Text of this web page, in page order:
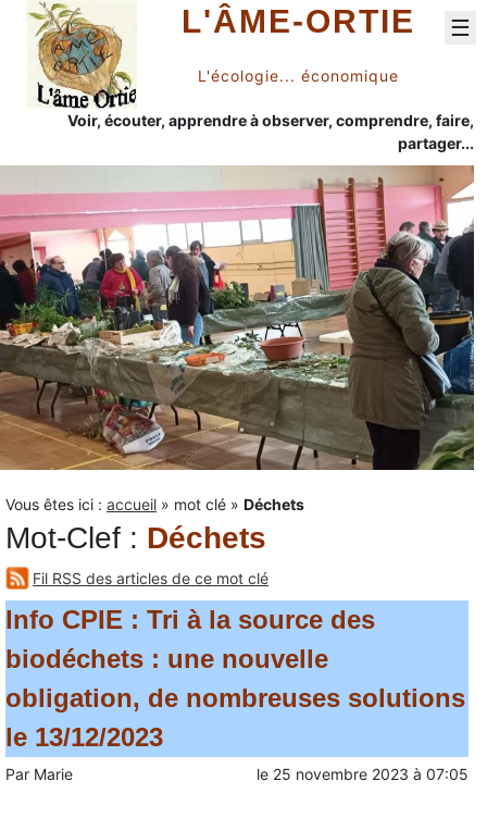
L'ÂME-ORTIE
L'écologie... économique
Voir, écouter, apprendre à observer, comprendre, faire,
partager...
☰
Vous êtes ici : accueil » mot clé » Déchets
Mot-Clef : Déchets
Fil RSS des articles de ce mot clé
Info CPIE : Tri à la source des
biodéchets : une nouvelle
obligation, de nombreuses solutions
le 13/12/2023
Par Marie le 25 novembre 2023 à 07:05